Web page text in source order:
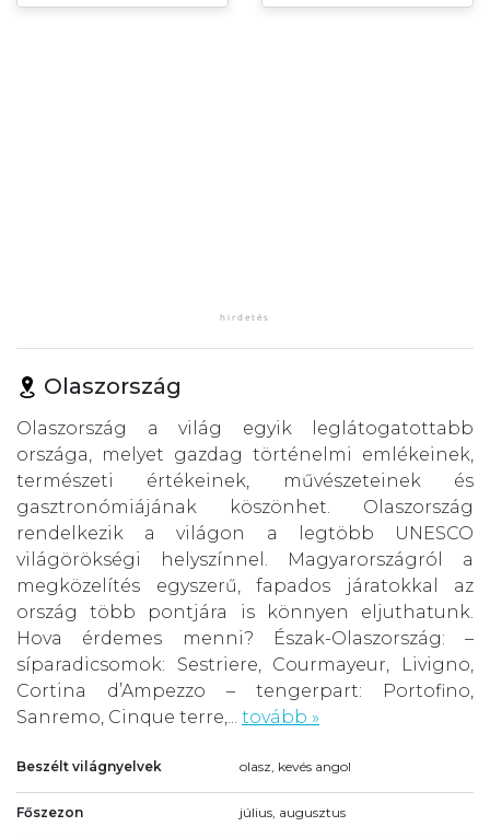
Olaszország
Olaszország a világ egyik leglátogatottabb
országa, melyet gazdag történelmi emlékeinek,
természeti értékeinek, művészeteinek és
gasztronómiájának köszönhet. Olaszország
rendelkezik a világon a legtöbb UNESCO
világörökségi helyszínnel. Magyarországról a
megközelítés egyszerű, fapados járatokkal az
ország több pontjára is könnyen eljuthatunk.
Hova érdemes menni? Észak-Olaszország: –
síparadicsomok: Sestriere, Courmayeur, Livigno,
Cortina d’Ampezzo – tengerpart: Portofino,
Sanremo, Cinque terre,... tovább »
Beszélt világnyelvek olasz, kevés angol
Főszezon július, augusztus